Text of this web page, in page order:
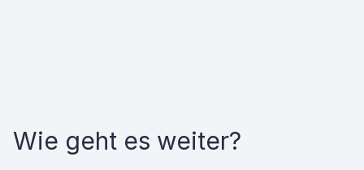
Wie geht es weiter?